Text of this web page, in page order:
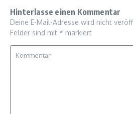
Hinterlasse einen Kommentar
Deine E-Mail-Adresse wird nicht
Felder sind mit * markiert